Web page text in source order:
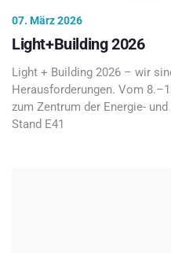
07. März 2026
Light+Building 2026
Light + Building 2026 – wir
Herausforderungen. Vom
zum Zentrum der Energie-
Stand E41